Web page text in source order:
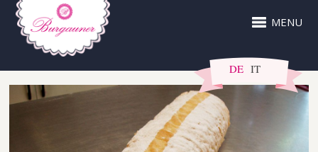
MENU
DE IT